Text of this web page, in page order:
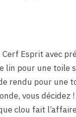
Esprit avec
lin pour une toile
rendu pour
vous décidez !
clou fait